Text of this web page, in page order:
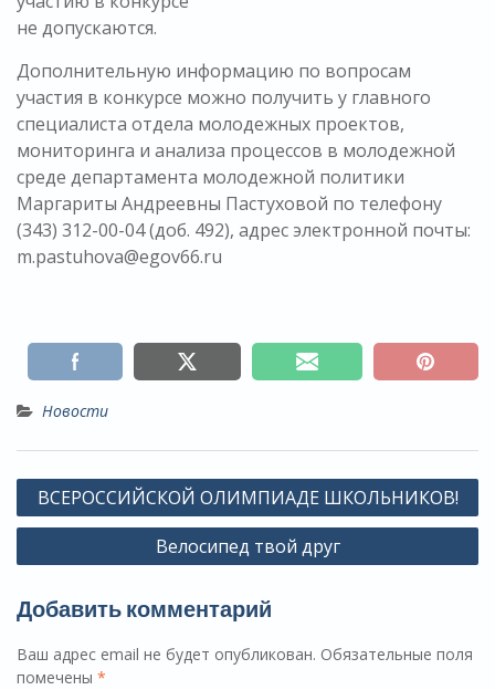
не допускаются.
Дополнительную информацию по вопросам
участия в конкурсе можно получить у главного
специалиста отдела молодежных проектов,
мониторинга и анализа процессов в молодежной
среде департамента молодежной политики
Маргариты Андреевны Пастуховой по телефону
(343) 312-00-04 (доб. 492), адрес электронной почты:
m.pastuhova@egov66.ru
Новости
Навигация
по
ВСЕРОССИЙСКОЙ ОЛИМПИАДЕ ШКОЛЬНИКОВ!
Велосипед твой друг
Добавить комментарий
Ваш адрес email не будет опубликован. Обязательные поля
помечены *